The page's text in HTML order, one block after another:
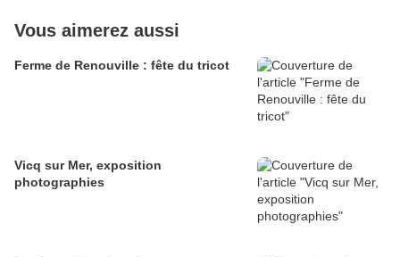
Vous aimerez aussi
Ferme de Renouville : fête du tricot
Vicq sur Mer, exposition
photographies